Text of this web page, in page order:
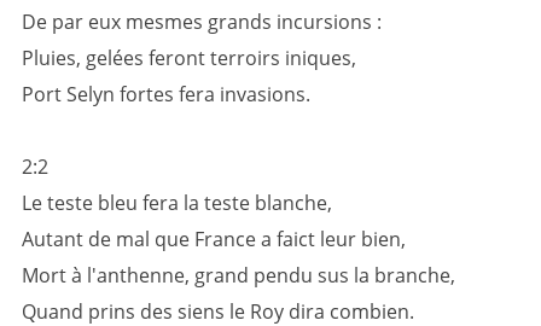
De par eux mesmes grands incursions :
Pluies, gelées feront terroirs iniques,
Port Selyn fortes fera invasions.
2:2
Le teste bleu fera la teste blanche,
Autant de mal que France a faict leur bien,
Mort à l'anthenne, grand pendu sus la branche,
Quand prins des siens le Roy dira combien.